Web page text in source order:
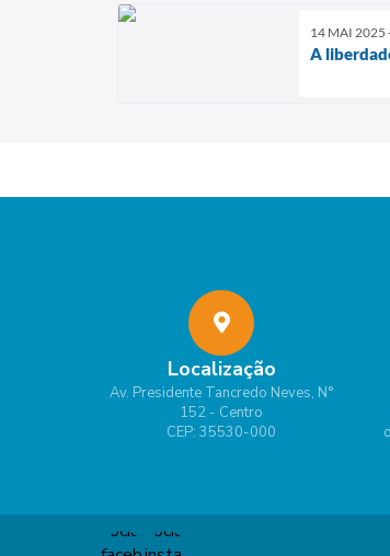
14 MAI 2025
A
Localização
Av. Presidente Tancredo Neves, N°
152 - Centro
CEP: 35530-000